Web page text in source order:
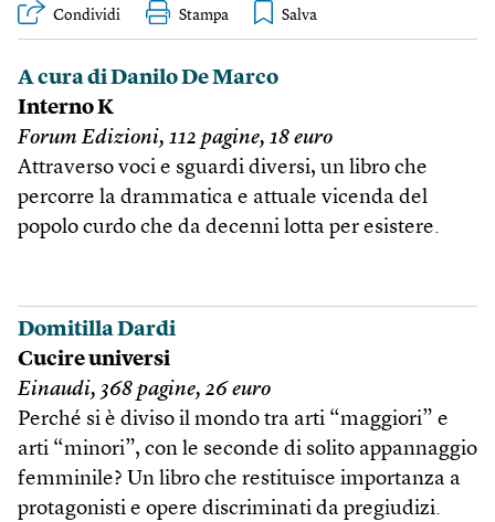
Condividi Stampa
A cura di Danilo De Marco
Interno K
Forum Edizioni, 112 pagine, 18 euro
Attraverso voci e sguardi diversi, un libro che
percorre la drammatica e attuale vicenda del
popolo curdo che da decenni lotta per esistere.
Domitilla Dardi
Cucire universi
Einaudi, 368 pagine, 26 euro
Perché si è diviso il mondo tra arti “maggiori” e
arti “minori”, con le seconde di solito appannaggio
femminile? Un libro che restituisce importanza a
protagonisti e opere discriminati da pregiudizi.